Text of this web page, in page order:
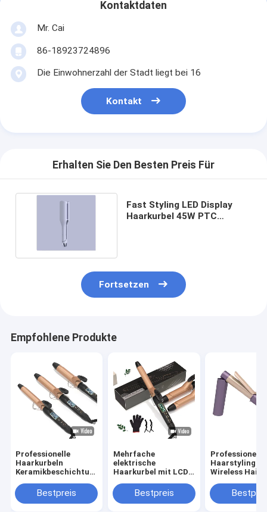
Kontaktdaten
Mr. Cai
86-18923724896
Die Einwohnerzahl der Stadt liegt bei 16
Kontakt
Erhalten Sie Den Besten Preis Für
Fast Styling LED Display
Haarkurbel 45W PTC
Fortsetzen
Empfohlene Produkte
Professionelle
Haarkurbeln
Keramikbeschichtung
Heizung Portable
25mm 32mm 38mm
Bestpreis
Mehrfache
elektrische
Haarkurbel mit LCD-
drehbarem Kabel DC-
Motor
Bestpreis
Haarstyling-
Wireless Hair